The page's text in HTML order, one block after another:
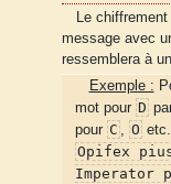
Le
message avec
ressemblera à
Exemple :
mot pour D
pour C , O etc.
Opifex
Imperator